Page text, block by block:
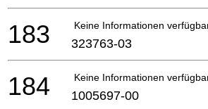
Keine Informationen
183 323763-03
Keine Informationen
184 1005697-00